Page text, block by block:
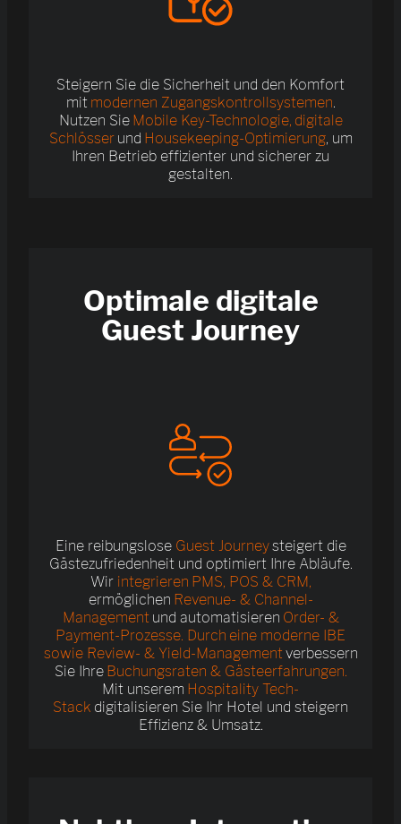
Steigern Sie die Sicherheit und den Komfort
mitmodernen Zugangskontrollsystemen.
Nutzen SieMobile Key-Technologie, digitale
Schlösser und Housekeeping-Optimierung, um
Ihren Betrieb effizienter und sicherer zu
gestalten.
Optimale digitale
Guest Journey
Eine reibungsloseGuest Journeysteigert die
Gästezufriedenheit und optimiert Ihre Abläufe.
Wir integrieren PMS, POS & CRM,
ermöglichen Revenue- & Channel-
Managementund automatisieren Order- &
Payment-Prozesse. Durch eine moderne IBE
sowie Review- & Yield-Managementverbessern
Sie Ihre Buchungsraten & Gästeerfahrungen.
Mit unserem Hospitality Tech-
Stack digitalisieren Sie Ihr Hotel und steigern
Effizienz & Umsatz.